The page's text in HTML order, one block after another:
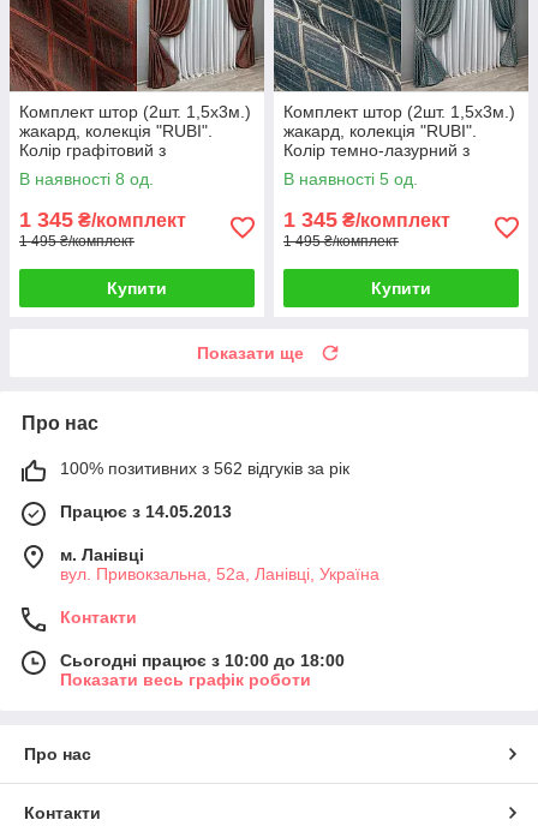
Комплект штор (2шт. 1,5х3м.)
жакард, колекція "RUBI".
Колір графітовий з
теракотовим. Код 1762ш 33-
0717
В наявності 8 од.
1 345 ₴/комплект
1 495 ₴/комплект
Купити
Комплект штор (2шт. 1,5х3м.)
жакард, колекція "RUBI".
Колір темно-лазурний з
молочним. Код 1761ш 33-
0721
В наявності 5 од.
1 345 ₴/комплект
1 495 ₴/комплект
Купити
Показати ще
Про нас
100% позитивних з 562 відгуків за рік
Працює з 14.05.2013
м. Ланівці
вул. Привокзальна, 52а, Ланівці, Україна
Контакти
Сьогодні працює з 10:00 до 18:00
Показати весь графік роботи
Про нас
Контакти